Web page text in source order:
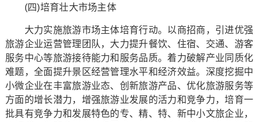
(四)培育壮大市场主体
大力实施旅游市场主体培育行动。以商招商，引进优强
旅游企业运营管理团队，大力提升餐饮、住宿、交通、游客
服务中心等旅游接待能力和服务品质。着力破解产业同质化
难题，全面提升景区经营管理水平和经济效益。深度挖掘中
小微企业在丰富旅游业态、创新旅游产品、优化旅游服务等
方面的增长潜力，增强旅游业发展的活力和竞争力，培育一
批具有竞争力和发展特色的专、精、特、新中小文旅企业，